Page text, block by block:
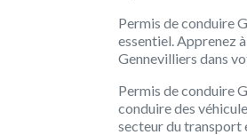
Permis de conduire
essentiel. Apprenez
Gennevilliers dans
Permis de conduire
conduire des
secteur du transport